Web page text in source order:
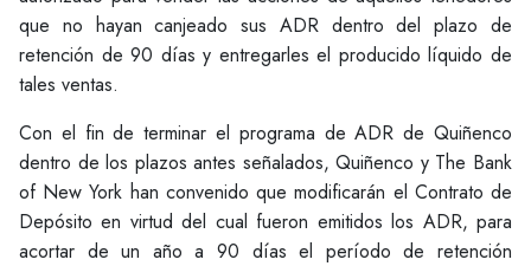
que no hayan canjeado sus ADR dentro del plazo de
retención de 90 días y entregarles el producido líquido de
tales ventas.
Con el fin de terminar el programa de ADR de Quiñenco
dentro de los plazos antes señalados, Quiñenco y The Bank
of New York han convenido que modificarán el Contrato de
Depósito en virtud del cual fueron emitidos los ADR, para
acortar de un año a 90 días el período de retención